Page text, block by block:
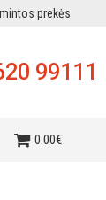
prekės
99111
0.00€